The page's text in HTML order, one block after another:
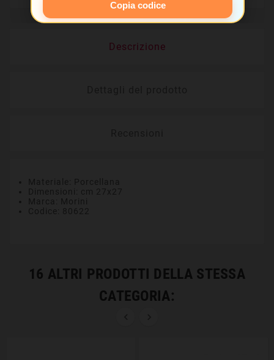
Descrizione
16 ALTRI PRODOTTI DELLA STESSA
CATEGORIA:
Copia codice